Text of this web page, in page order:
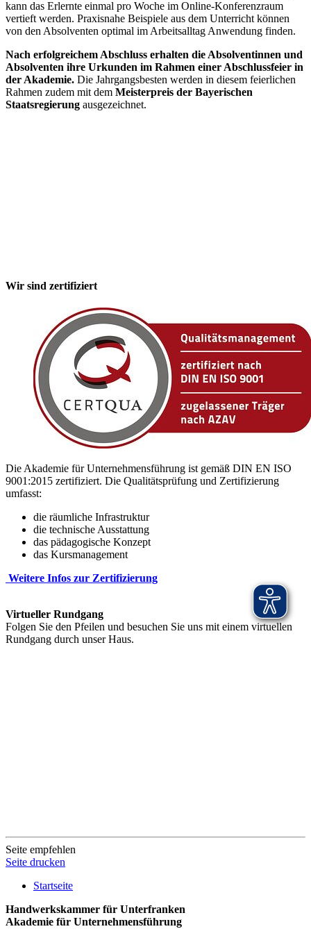
kann das Erlernte einmal pro Woche im Online-Konferenzraum
vertieft werden. Praxisnahe Beispiele aus dem Unterricht können
von den Absolventen optimal im Arbeitsalltag Anwendung finden.
Nach erfolgreichem Abschluss erhalten die Absolventinnen und
Absolventen ihre Urkunden im Rahmen einer Abschlussfeier in
der Akademie. Die Jahrgangsbesten werden in diesem feierlichen
Rahmen zudem mit dem Meisterpreis der Bayerischen
Staatsregierung ausgezeichnet.
Wir sind zertifiziert
Die Akademie für Unternehmensführung ist gemäß DIN EN ISO
9001:2015 zertifiziert. Die Qualitätsprüfung und Zertifizierung
umfasst:
die räumliche Infrastruktur
die technische Ausstattung
das pädagogische Konzept
das Kursmanagement
Weitere Infos zur Zertifizierung
Virtueller Rundgang
Folgen Sie den Pfeilen und besuchen Sie uns mit einem virtuellen
Rundgang durch unser Haus.
Seite empfehlen
Seite drucken
Startseite
Handwerkskammer für Unterfranken
Akademie für Unternehmensführung